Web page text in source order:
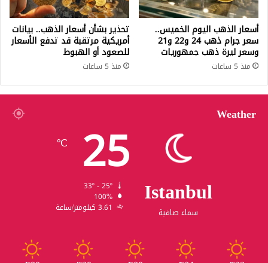
أسعار الذهب اليوم الخميس..
سعر جرام ذهب 24 و22 و21
وسعر ليرة ذهب جمهوريات
منذ 5 ساعات
تحذير بشأن أسعار الذهب.. بيانات
أمريكية مرتقبة قد تدفع الأسعار
للصعود أو الهبوط
منذ 5 ساعات
Weather
Istanbul
سماء صافية
25
℃
100%
3.61 كيلومتر/ساعة